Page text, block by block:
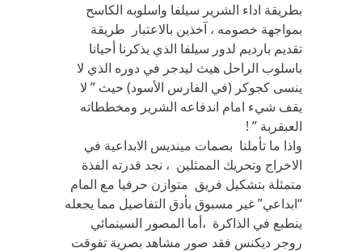
بطريقة اداء الشرير سيلفا واسلوبه الكاسح
بمواجهة خصومه ، آخذين بالاعتبار طريقة
تقديم بارديم لدور سيلفا الذي يذكرنا أحيانا
باسلوب الراحل هيث ليدجر في دوره الذي لا
ينسى كجوكر (في الفارس الأسود) حيث ” لا
يقف شيء امام اندفاعه الشرير ومخططاته
العبقربة ” !
واذا ما تأملنا بصمات مينديس الابداعية في
الاخراج وتحريك الممثلين ، نجد قدرته الفذة
متمثلة بتشكيل فريق متوازن حرفيا مع المام
“ابداعي” غير مسبوق بأدق التفاصيل مما يجعله
ينطبع في الذاكرة ،أما المصور السينمائي
روجر ديكنس فقد صور مشاهد بصرية تفوقت